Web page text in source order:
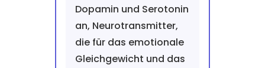
Dopamin und Serotonin
an, Neurotransmitter,
die für das emotionale
Gleichgewicht und das